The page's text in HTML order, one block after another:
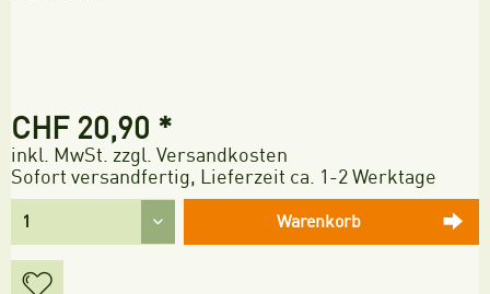
CHF 20,90 *
inkl. MwSt. zzgl. Versandkosten
Sofort versandfertig, Lieferzeit ca. 1-2 Werktage
Warenkorb